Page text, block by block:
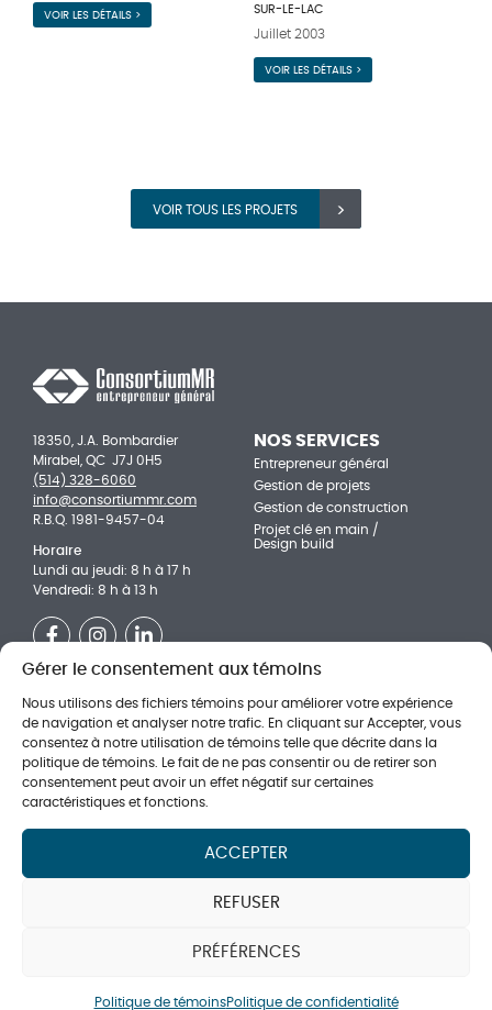
Gérer le consentement aux témoins
Nous utilisons des fichiers témoins pour améliorer votre expérience
de navigation et analyser notre trafic. En cliquant sur Accepter, vous
consentez à notre utilisation de témoins telle que décrite dans la
politique de témoins. Le fait de ne pas consentir ou de retirer son
consentement peut avoir un effet négatif sur certaines
caractéristiques et fonctions.
ACCEPTER
REFUSER
PRÉFÉRENCES
Politique de témoinsPolitique de confidentialité
VOIR LES DÉTAILS >
SUR-LE-LAC
Juillet 2003
VOIR LES DÉTAILS >
VOIR TOUS LES PROJETS
18350, J.A. Bombardier
Mirabel, QC J7J 0H5
(514) 328-6060
info@consortiummr.com
R.B.Q. 1981-9457-04
Horaire
Lundi au jeudi: 8 h à 17 h
Vendredi: 8 h à 13 h
Facebook
Instagram
LinkedIn
NOS SERVICES
Entrepreneur général
Gestion de projets
Gestion de construction
Projet clé en main /
Design build
NOS RÉALISATIONS
Institutionnel
Multi-logements
Commercial
Faites partie de l'équipe!
Adjoint(e) technique aux
chargés de projets
Directeur en estimation
(nouveau)
Journalier
Politique de confidentialité
Conception et référencement La Petite Boite Web.